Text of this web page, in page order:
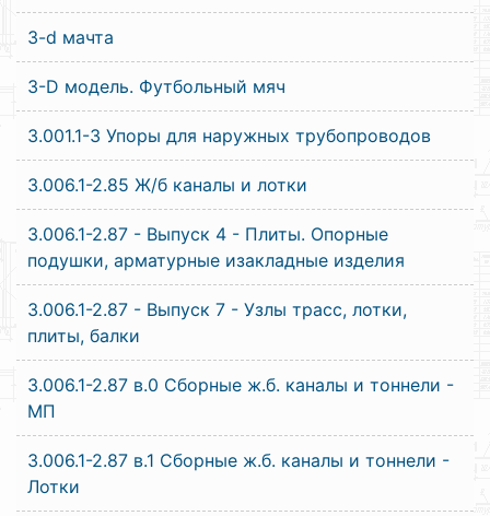
3-d мачта
3-D модель. Футбольный мяч
3.001.1-3 Упоры для наружных трубопроводов
3.006.1-2.85 Ж/б каналы и лотки
3.006.1-2.87 - Выпуск 4 - Плиты. Опорные
подушки, арматурные изакладные изделия
3.006.1-2.87 - Выпуск 7 - Узлы трасс, лотки,
плиты, балки
3.006.1-2.87 в.0 Сборные ж.б. каналы и тоннели -
МП
3.006.1-2.87 в.1 Сборные ж.б. каналы и тоннели -
Лотки